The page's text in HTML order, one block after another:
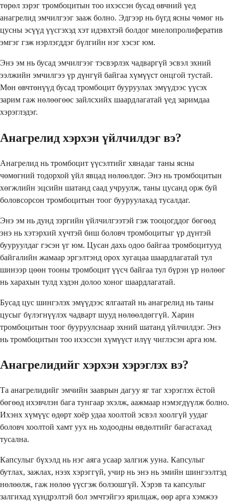
төрөл зэрэг тромбоцитын тоо ихэссэн бусад өвчний үед
анагрелид эмчилгээг зааж болно. Эдгээр нь бүгд ясны чөмөг нь
цусны эсүүд үүсгэхэд хэт идэвхтэй болдог миелопролифератив
эмгэг гэж нэрлэгддэг бүлгийн нэг хэсэг юм.
Энэ эм нь бусад эмчилгээг тэсвэрлэх чадваргүй эсвэл эхний
ээлжийн эмчилгээ үр дүнгүй байгаа хүмүүст онцгой тустай.
Мөн өвчтөнүүд бусад тромбоцит бууруулах эмүүдээс үүсэх
зарим гаж нөлөөгөөс зайлсхийх шаардлагатай үед заримдаа
хэрэглэдэг.
Анагрелид хэрхэн үйлчилдэг вэ?
Анагрелид нь тромбоцит үүсэлтийг хянадаг таны ясны
чөмөгний тодорхой үйл явцад нөлөөлдөг. Энэ нь тромбоцитын
хөгжлийн эцсийн шатанд саад учруулж, таны цусанд орж буй
боловсорсон тромбоцитын тоог бууруулахад тусалдаг.
Энэ эм нь дунд зэргийн үйлчилгээтэй гэж тооцогддог бөгөөд
энэ нь хэтэрхий хүчтэй биш боловч тромбоцитыг үр дүнтэй
бууруулдаг гэсэн үг юм. Цусан дахь одоо байгаа тромбоцитууд
байгалийн жамаар эргэлтэнд орох хугацаа шаардлагатай тул
шинээр цөөн тооны тромбоцит үүсч байгаа тул бүрэн үр нөлөөг
нь харахын тулд хэдэн долоо хоног шаардлагатай.
Бусад цус шингэлэх эмүүдээс ялгаатай нь анагрелид нь таны
цусыг бүлэгнүүлэх чадварт шууд нөлөөлдөггүй. Харин
тромбоцитын тоог бууруулснаар эхний шатанд үйлчилдэг. Энэ
нь тромбоцитын тоо ихэссэн хүмүүст илүү чиглэсэн арга юм.
Анагрелидийг хэрхэн хэрэглэх вэ?
Та анагрелидийг эмчийн зааврын дагуу яг таг хэрэглэх ёстой
бөгөөд ихэвчлэн бага тунгаар эхэлж, аажмаар нэмэгдүүлж болно.
Ихэнх хүмүүс өдөрт хоёр удаа хоолтой эсвэл хоолгүй уудаг
боловч хоолтой хамт уух нь ходоодны өвдөлтийг багасгахад
тусална.
Капсулыг бүхэлд нь нэг аяга усаар залгиж ууна. Капсулыг
бутлах, зажлах, нээх хэрэггүй, учир нь энэ нь эмийн шингээлтэд
нөлөөлж, гаж нөлөө үүсгэж болзошгүй. Хэрэв та капсулыг
залгихад хүндрэлтэй бол эмчтэйгээ ярилцаж, өөр арга хэмжээ